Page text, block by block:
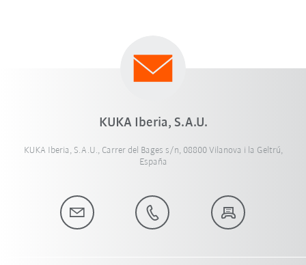
KUKA Iberia, S.A.U.
KUKA Iberia, S.A.U., Carrer del Bages s/n, 08800 Vilanova i la Geltrú,
España